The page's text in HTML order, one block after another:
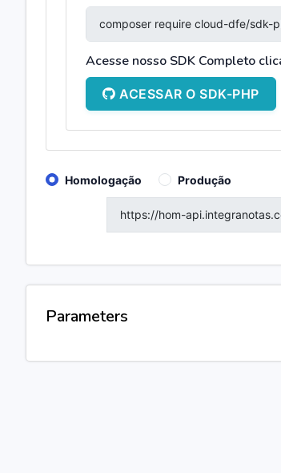
Acesse nosso SDK Completo
ACESSAR O SDK-PHP
Homologação Produção
Parameters